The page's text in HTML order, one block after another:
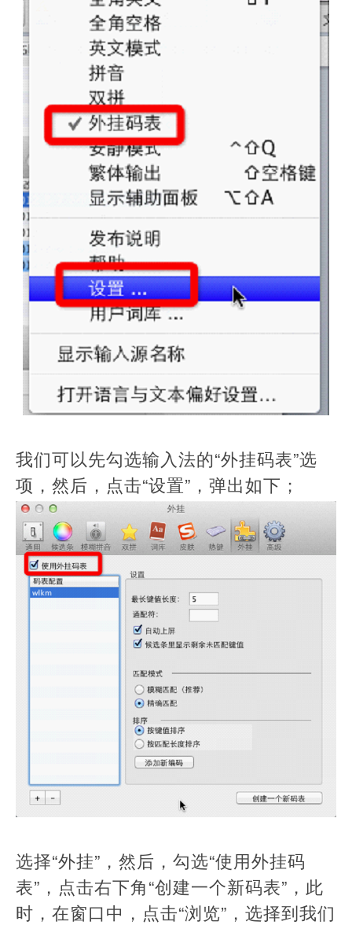
我们可以先勾选输入法的“外挂码表”选
项，然后，点击“设置”，弹出如下；
选择“外挂”，然后，勾选“使用外挂码
表”，点击右下角“创建一个新码表”，此
时，在窗口中，点击“浏览”，选择到我们